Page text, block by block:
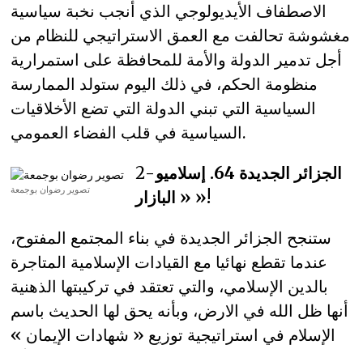
الاصطفاف الأيديولوجي الذي أنجب نخبة سياسية
مغشوشة تحالفت مع العمق الاستراتيجي للنظام من
أجل تدمير الدولة والأمة للمحافظة على استمرارية
منظومة الحكم، في ذلك اليوم ستولد الممارسة
السياسية التي تبني الدولة التي تضع الأخلاقيات
السياسية في قلب الفضاء العمومي.
تصوير رضوان بوجمعة
2-الجزائر الجديدة 64. إسلاميو
« البازار »!
ستنجح الجزائر الجديدة في بناء المجتمع المفتوح،
عندما تقطع نهائيا مع القيادات الإسلامية المتاجرة
بالدين الإسلامي، والتي تعتقد في تركيبتها الذهنية
أنها ظل الله في الارض، وبأنه يحق لها الحديث باسم
الإسلام في استراتيجية توزيع « شهادات الإيمان »